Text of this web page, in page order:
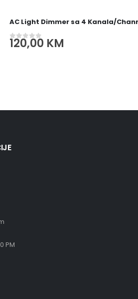
AC Light Dimmer sa 4 Kanala/
out of 5
120,00 KM
PM